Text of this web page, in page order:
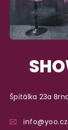
Špitálka 23a
info@yoo.cz